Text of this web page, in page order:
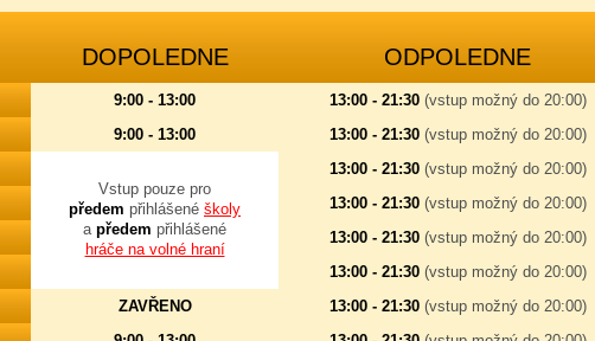
DOPOLEDNE ODPOLEDNE
9:00 - 13:00 13:00 - 21:30 (vstup možný do 20:00)
9:00 - 13:00 13:00 - 21:30 (vstup možný do 20:00)
Vstup pouze pro
předem přihlášené školy
a předem přihlášené
hráče na volné hraní
13:00 - 21:30 (vstup možný do 20:00)
13:00 - 21:30 (vstup možný do 20:00)
13:00 - 21:30 (vstup možný do 20:00)
13:00 - 21:30 (vstup možný do 20:00)
ZAVŘENO 13:00 - 21:30 (vstup možný do 20:00)